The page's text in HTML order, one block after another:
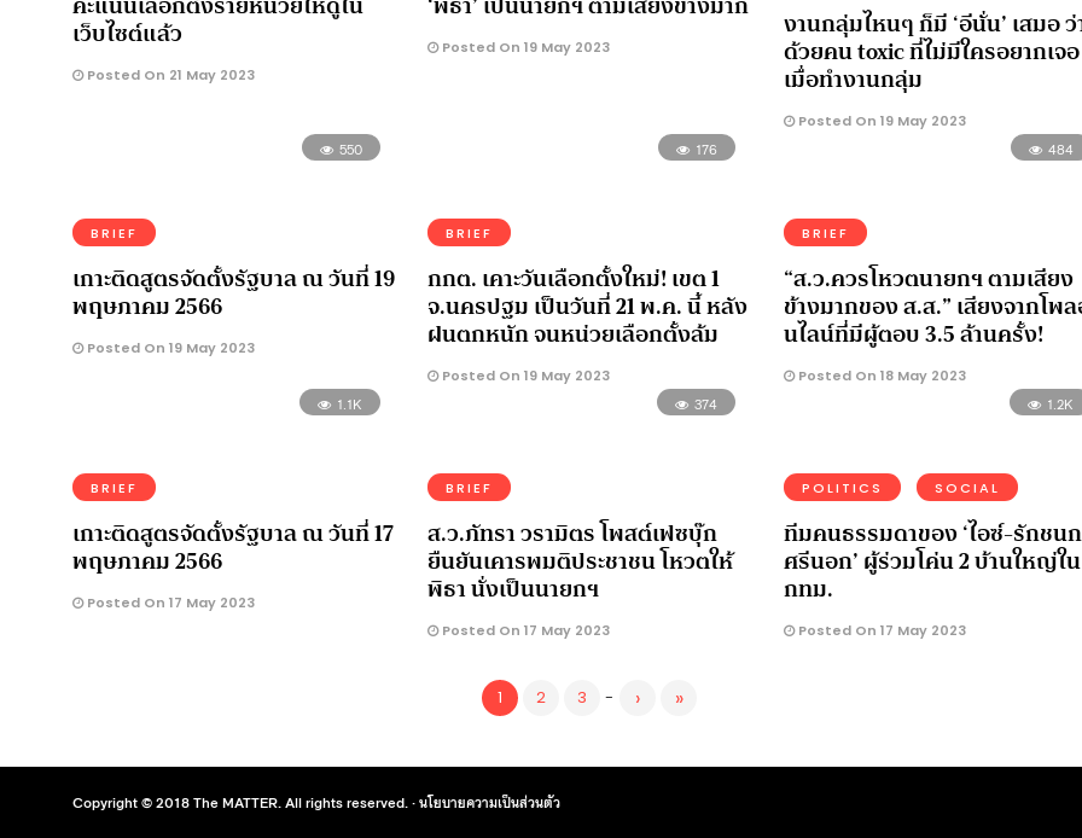
เว็บไซต์แล้ว
Posted On 21 May 2023
Posted On 19 May 2023
งานกลุ่มไหนๆ ก็มี ‘อีนั่น’ เสมอ ว่
ด้วยคน toxic ที่ไม่มีใครอยากเจอ
เมื่อทำงานกลุ่ม
Posted On 19 May 2023
550
BRIEF
เกาะติดสูตรจัดตั้งรัฐบาล ณ วันที่ 19
พฤษภาคม 2566
Posted On 19 May 2023
176
BRIEF
กกต. เคาะวันเลือกตั้งใหม่! เขต 1
จ.นครปฐม เป็นวันที่ 21 พ.ค. นี้ หลัง
ฝนตกหนัก จนหน่วยเลือกตั้งล้ม
Posted On 19 May 2023
484
BRIEF
“ส.ว.ควรโหวตนายกฯ ตามเสียง
ข้างมากของ ส.ส.” เสียงจากโพ
นไลน์ที่มีผู้ตอบ 3.5 ล้านครั้ง!
Posted On 18 May 2023
1.1K
BRIEF
เกาะติดสูตรจัดตั้งรัฐบาล ณ วันที่ 17
พฤษภาคม 2566
Posted On 17 May 2023
374
BRIEF
ส.ว.ภัทรา วรามิตร โพสต์เฟซบุ๊ก
ยืนยันเคารพมติประชาชน โหวตให้
พิธา นั่งเป็นนายกฯ
Posted On 17 May 2023
1.2K
POLITICS SOCIAL
ทีมคนธรรมดาของ ‘ไอซ์-รักชนก
ศรีนอก’ ผู้ร่วมโค่น 2 บ้านใหญ่ใน
กทม.
Posted On 17 May 2023
1 2 3 - › »
Copyright © 2018 The MATTER. All rights reserved. ·นโยบายความเป็นส่วนตัว